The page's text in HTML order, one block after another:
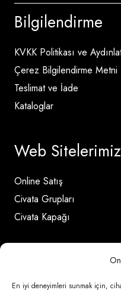
En iyi deneyimleri sunmak için,
Bilgilendirme
KVKK Politikası ve
Çerez Bilgilendirme Metni
Teslimat ve İade
Kataloglar
Web Sitelerimiz
Online Satış
Civata Grupları
Civata Kapağı
İletişim